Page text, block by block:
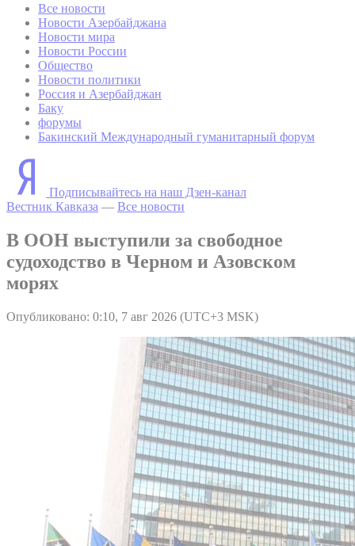
Все новости
Новости Азербайджана
Новости мира
Новости России
Общество
Новости политики
Россия и Азербайджан
Баку
форумы
Бакинский Международный гуманитарный форум
Подписывайтесь на наш Дзен-канал
Вестник Кавказа — Все новости
В ООН выступили за свободное
судоходство в Черном и Азовском
морях
Опубликовано: 0:10, 7 авг 2026 (UTC+3 MSK)